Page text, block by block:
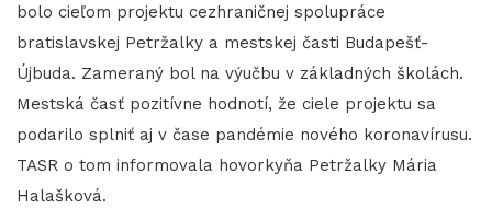
bolo cieľom projektu cezhraničnej spolupráce
bratislavskej Petržalky a mestskej časti Budapešť-
Újbuda. Zameraný bol na výučbu v základných školách.
Mestská časť pozitívne hodnotí, že ciele projektu sa
podarilo splniť aj v čase pandémie nového koronavírusu.
TASR o tom informovala hovorkyňa Petržalky Mária
Halašková.